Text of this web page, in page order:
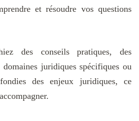
et résoudre vos questions
des conseils pratiques, des
juridiques spécifiques ou
des enjeux juridiques, ce